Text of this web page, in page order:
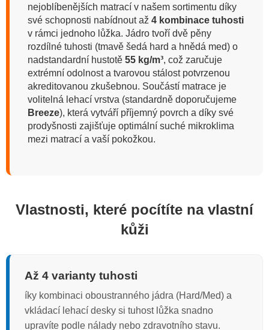
nejoblíbenějších matrací v našem sortimentu díky
své schopnosti nabídnout až 4 kombinace tuhosti
v rámci jednoho lůžka. Jádro tvoří dvě pěny
rozdílné tuhosti (tmavě šedá hard a hnědá med) o
nadstandardní hustotě 55 kg/m³, což zaručuje
extrémní odolnost a tvarovou stálost potvrzenou
akreditovanou zkušebnou. Součástí matrace je
volitelná lehací vrstva (standardně doporučujeme
Breeze), která vytváří příjemný povrch a díky své
prodyšnosti zajišťuje optimální suché mikroklima
mezi matrací a vaší pokožkou.
Vlastnosti, které pocítíte na vlastní
kůži
Až 4 varianty tuhosti
íky kombinaci oboustranného jádra (Hard/Med) a
vkládací lehací desky si tuhost lůžka snadno
upravíte podle nálady nebo zdravotního stavu.